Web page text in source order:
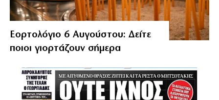
Εορτολόγιο 6 Αυγούστου: Δείτε
ποιοι γιορτάζουν σήμερα